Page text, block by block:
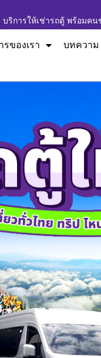
บริการให้เช่ารถตู้ พร้อมค
รของเรา บทความ